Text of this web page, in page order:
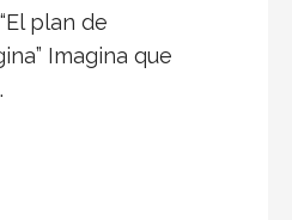
plan de
Imagina que